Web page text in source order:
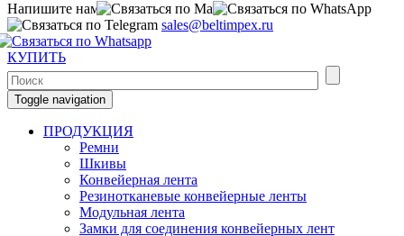
Напишите нам
sales@beltimpex.ru
КУПИТЬ
Toggle navigation
ПРОДУКЦИЯ
Ремни
Шкивы
Конвейерная лента
Резинотканевые конвейерные ленты
Модульная лента
Замки для соединения конвейерных лент